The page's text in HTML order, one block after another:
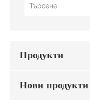
Продукти
Нови продукти